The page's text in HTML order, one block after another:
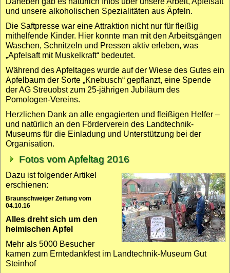
und unsere alkoho­lischen Spezialitäten aus Äpfeln.
Die Saft­presse war eine Attraktion nicht nur für fleißig
mithelfende Kinder. Hier konnte man mit den Arbeits­gängen
Waschen, Schnitzeln und Pressen aktiv erleben, was
„Apfelsaft mit Muskel­kraft“ bedeutet.
Während des Apfel­tages wurde auf der Wiese des Gutes ein
Apfelbaum der Sorte „Knebusch“ gepflanzt, eine Spende
der AG Streuobst zum 25-jährigen Jubiläum des
Pomologen-Vereins.
Herz­lichen Dank an alle engagierten und fleißigen Helfer –
und natürlich an den Förder­verein des Landt­echnik-
Museums für die Einladung und Unterstützung bei der
Organisation.
Fotos vom Apfeltag 2016
Dazu ist folgender Artikel
erschienen:
Braunschweiger Zeitung vom
04.10.16
Alles dreht sich um den
heimischen Apfel
Mehr als 5000 Besucher
kamen zum Erntedank­fest im Landtechnik-Museum Gut
Steinhof